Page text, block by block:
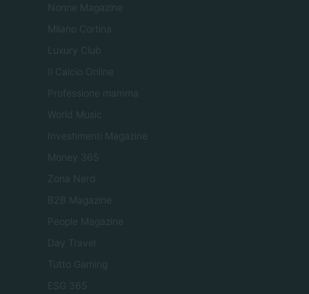
Nonne Magazine
Milano Cortina
Luxury Club
Il Calcio Online
Professione mamma
World Music
Investimenti Magazine
Money 365
Zona Nerd
B2B Magazine
People Magazine
Day Travel
Tutto Gaming
ESG 365